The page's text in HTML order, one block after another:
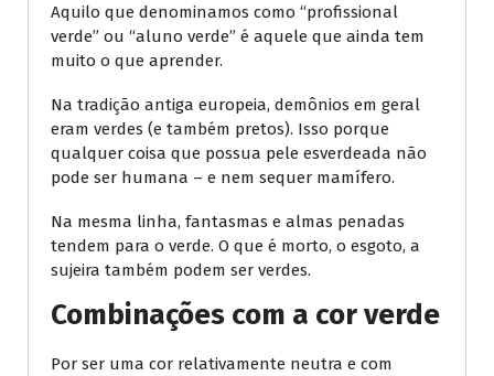
Aquilo que denominamos como “profissional
verde” ou “aluno verde” é aquele que ainda tem
muito o que aprender.
Na tradição antiga europeia, demônios em geral
eram verdes (e também pretos). Isso porque
qualquer coisa que possua pele esverdeada não
pode ser humana – e nem sequer mamífero.
Na mesma linha, fantasmas e almas penadas
tendem para o verde. O que é morto, o esgoto, a
sujeira também podem ser verdes.
Combinações com a cor verde
Por ser uma cor relativamente neutra e com